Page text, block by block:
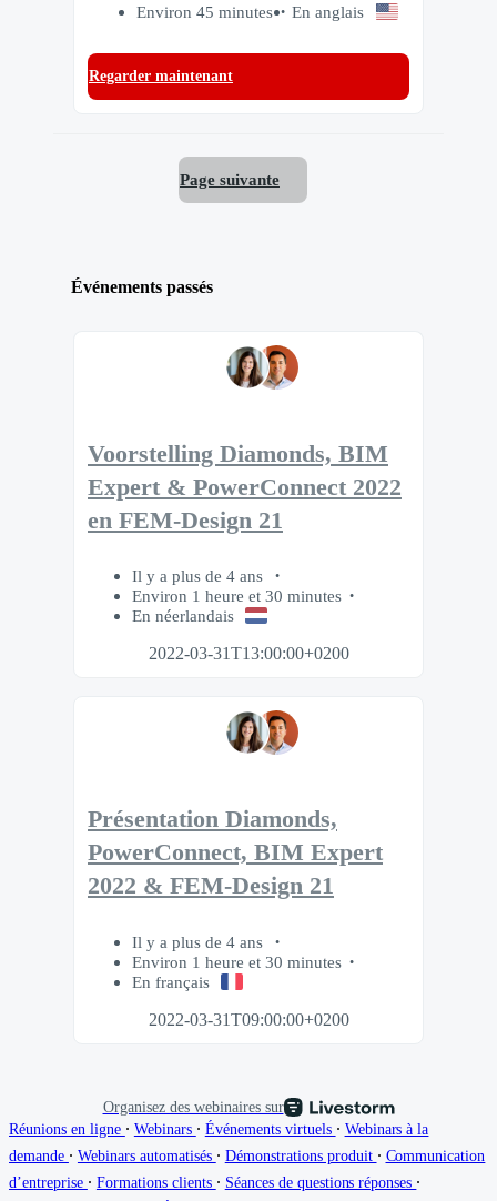
Environ 45 minutes En anglais
Regarder maintenant
Page suivante
Événements passés
Voorstelling Diamonds, BIM
Expert & PowerConnect 2022
en FEM-Design 21
Il y a plus de 4 ans
Environ 1 heure et 30 minutes
En néerlandais
2022-03-31T13:00:00+0200
Présentation Diamonds,
PowerConnect, BIM Expert
2022 & FEM-Design 21
Il y a plus de 4 ans
Environ 1 heure et 30 minutes
En français
2022-03-31T09:00:00+0200
Organisez des webinaires sur
Réunions en ligne ∙ Webinars ∙ Événements virtuels ∙ Webinars à la
demande ∙ Webinars automatisés ∙ Démonstrations produit ∙ Communication
d’entreprise ∙ Formations clients ∙ Séances de questions réponses ∙